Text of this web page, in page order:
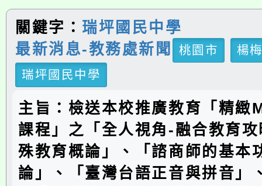
關鍵字： 瑞坪國民中學
最新消息-教務處新聞
桃園市
楊
瑞坪國民中學
主旨：檢送本校推廣教育「精緻
課程」之「全人視角-融合教育
殊教育概論」、「諮商師的基本
論」、「臺灣台語正音與拼音」